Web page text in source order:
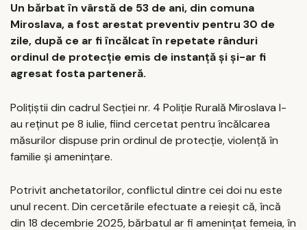
Un bărbat în vârstă de 53 de ani, din comuna
Miroslava, a fost arestat preventiv pentru 30 de
zile, după ce ar fi încălcat în repetate rânduri
ordinul de protecție emis de instanță și și-ar fi
agresat fosta parteneră.
Polițiștii din cadrul Secției nr. 4 Poliție Rurală Miroslava l-
au reținut pe 8 iulie, fiind cercetat pentru încălcarea
măsurilor dispuse prin ordinul de protecție, violență în
familie și amenințare.
Potrivit anchetatorilor, conflictul dintre cei doi nu este
unul recent. Din cercetările efectuate a reieșit că, încă
din 18 decembrie 2025, bărbatul ar fi amenințat femeia, în